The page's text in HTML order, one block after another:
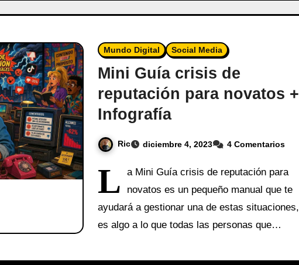
Mundo Digital Social Media
Mini Guía crisis de
reputación para novatos +
Infografía
Ric diciembre 4, 2023 4 Comentarios
L
a Mini Guía crisis de reputación para
novatos es un pequeño manual que te
ayudará a gestionar una de estas situaciones,
es algo a lo que todas las personas que…